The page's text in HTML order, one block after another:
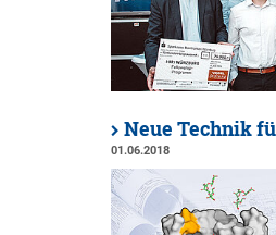
Neue Technik
01.06.2018